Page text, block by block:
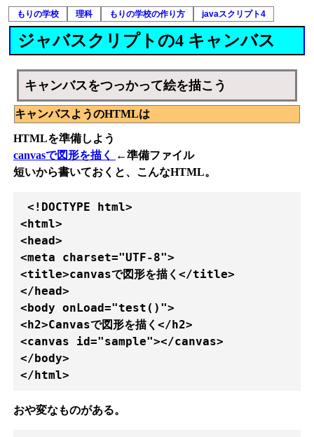
もりの学校 理科 もりの学校の作り方 javaスクリプト4
ジャバスクリプトの4 キャンバス
キャンバスをつっかって絵を描こう
キャンバスようのHTMLは
HTMLを準備しよう
canvasで図形を描く
←準備ファイル
短いから書いておくと、こんなHTML。
<!DOCTYPE html>
<html>
<head>
<meta charset="UTF-8">
<title>canvasで図形を描く</title>
</head>
<body onLoad="test()">
<h2>Canvasで図形を描く</h2>
<canvas id="sample"></canvas>
</body>
おや変なものがある。